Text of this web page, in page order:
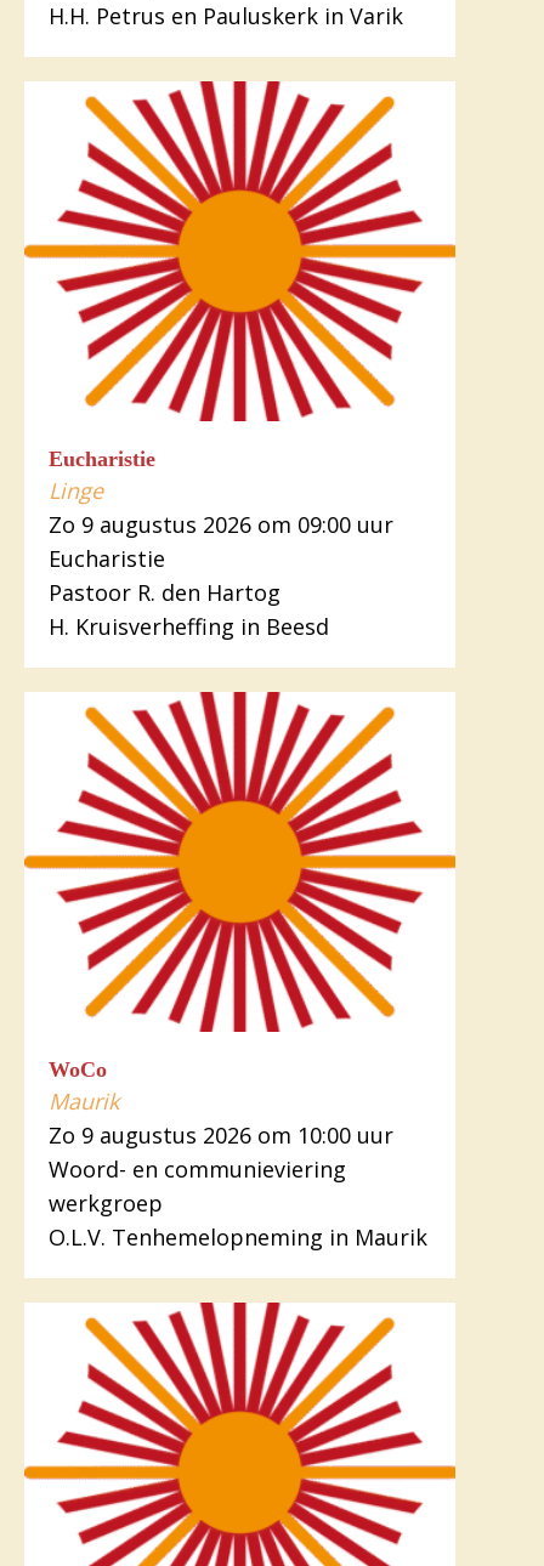
H.H. Petrus en Pauluskerk in Varik
Eucharistie
Linge
Zo 9 augustus 2026 om 09:00 uur
Eucharistie
Pastoor R. den Hartog
H. Kruisverheffing in Beesd
WoCo
Maurik
Zo 9 augustus 2026 om 10:00 uur
Woord- en communieviering
werkgroep
O.L.V. Tenhemelopneming in Maurik